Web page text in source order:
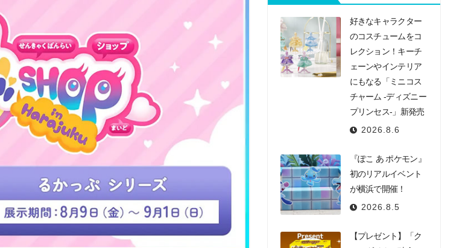
好きなキャラクター
のコスチュームをコ
レクション！キーチ
ェーンやインテリア
にもなる「ミニコス
チャーム -ディズニー
プリンセス-」新発売
2026.8.6
『ぽこ あ ポケモン』
初のリアルイベント
が横浜で開催！
2026.8.5
【プレゼント】「ク